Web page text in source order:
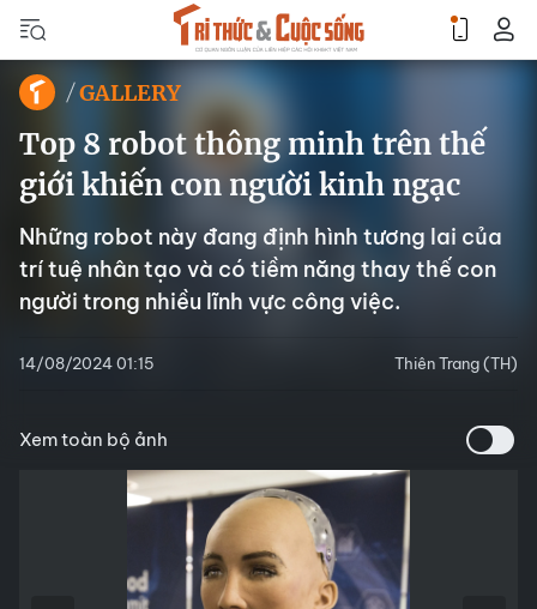
GALLERY
Top 8 robot thông minh trên thế
giới khiến con người kinh ngạc
Những robot này đang định hình tương lai của
trí tuệ nhân tạo và có tiềm năng thay thế con
người trong nhiều lĩnh vực công việc.
14/08/2024 01:15 Thiên Trang (TH)
Xem toàn bộ ảnh